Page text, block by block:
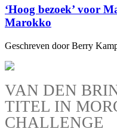
‘Hoog bezoek’ voor
Marokko
Geschreven door Berry
VAN DEN
TITEL IN
CHALLENGE